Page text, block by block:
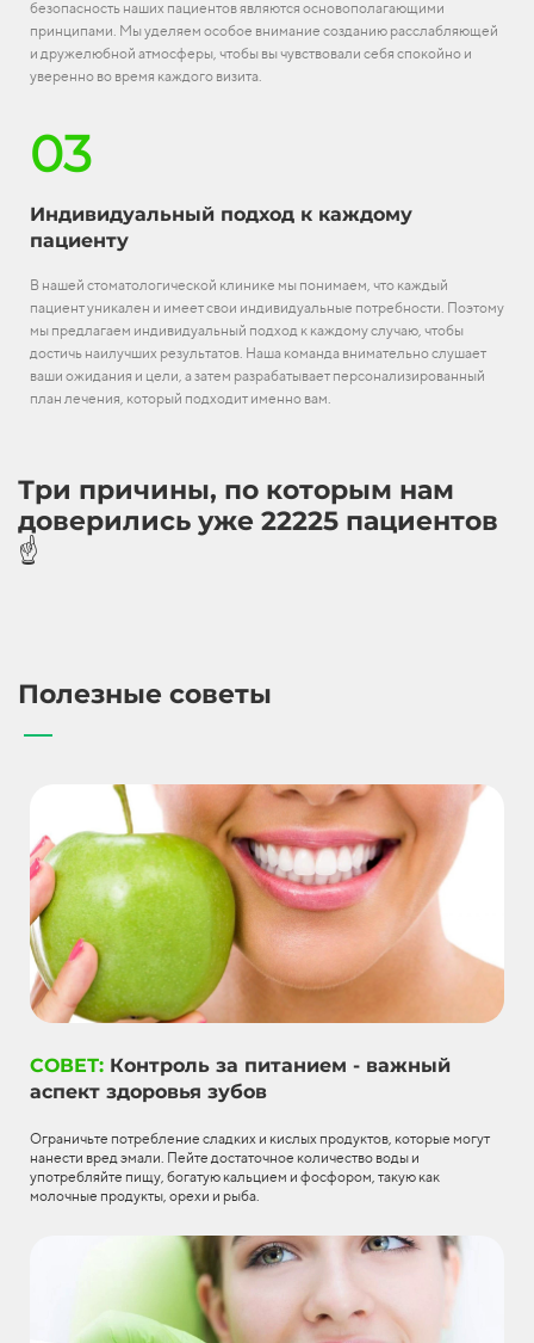
безопасность наших пациентов являются основополагающими
принципами. Мы уделяем особое внимание созданию расслабляющей
и дружелюбной атмосферы, чтобы вы чувствовали себя спокойно и
уверенно во время каждого визита.
03
Индивидуальный подход к каждому
пациенту
В нашей стоматологической клинике мы понимаем, что каждый
пациент уникален и имеет свои индивидуальные потребности. Поэтому
мы предлагаем индивидуальный подход к каждому случаю, чтобы
достичь наилучших результатов. Наша команда внимательно слушает
ваши ожидания и цели, а затем разрабатывает персонализированный
план лечения, который подходит именно вам.
Три причины, по которым нам
доверились уже 22225 пациентов
☝️
Полезные советы
СОВЕТ: Контроль за питанием - важный
аспект здоровья зубов
Ограничьте потребление сладких и кислых продуктов, которые могут
нанести вред эмали. Пейте достаточное количество воды и
употребляйте пищу, богатую кальцием и фосфором, такую как
молочные продукты, орехи и рыба.